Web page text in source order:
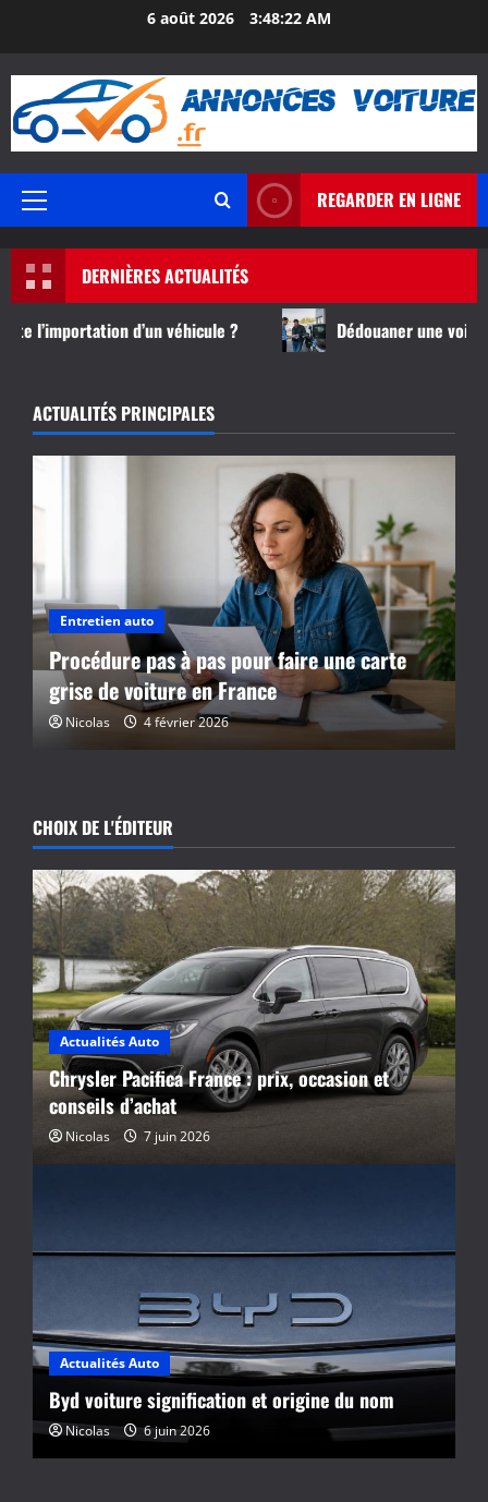
6 août 2026 3:48:23 AM
Menu
REGARDER EN LIGNE
DERNIÈRES ACTUALITÉS
d’un véhicule ? Dédouaner une voiture :
ACTUALITÉS PRINCIPALES
Entretien auto
Procédure pas à pas pour faire une carte
grise de voiture en France
Nicolas 4 février 2026
CHOIX DE L'ÉDITEUR
Actualités Auto
Chrysler Pacifica France : prix, occasion et
conseils d’achat
Nicolas 7 juin 2026
Actualités Auto
Byd voiture signification et origine du nom
Nicolas 6 juin 2026